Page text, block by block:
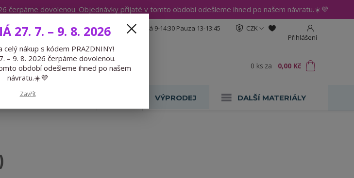
čerpáme dovolenou. Objednávky přijaté v tomto období odešleme ihned po našem návratu.☀️💜
CZK
Přihlášení
Hledat
Expedice 775 866 913 Po-Čt 9-15:30 Pá 9-14:30 Pauza 13-13:45
0 ks za 0,00 Kč
PŘEDOBJEDNÁVKY VÝPRODEJ DALŠÍ MATERIÁLY
27. 7. – 9. 8. 2026
celý nákup s kódem PRAZDNINY!
– 9. 8. 2026 čerpáme dovolenou.
období odešleme ihned po našem
návratu.☀️💜
Zavřít